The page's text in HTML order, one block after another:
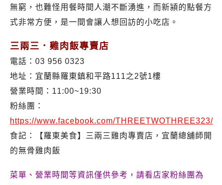
無窮，也難怪用餐時間人潮不斷湧進，而新潁的點餐方
式非常方便，是一間會讓人想回訪的小吃店。
三兩三．雞肉飯專賣店
電話：03 956 0323
地址：宜蘭縣羅東鎮和平路111之2號1樓
營業時間：11:00~19:30
粉絲團：
https://www.facebook.com/THREETWOTHREE323/
食記：【羅東美食】三兩三雞肉專賣店，宜蘭總舖師開
的無骨雞肉飯
菜單、營業時間等資訊僅供參考，請看店家粉絲團為